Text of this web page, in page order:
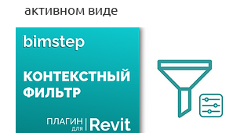
активном виде